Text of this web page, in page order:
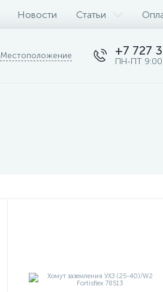
Новости Статьи
Местоположение +7 727
ПН-ПТ